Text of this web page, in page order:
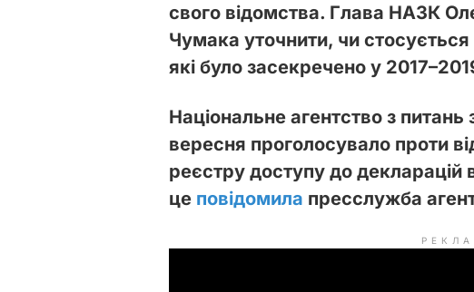
свого відомства. Глава НАЗК
Чумака уточнити, чи
які було засекречено у
Національне агентство з питань
вересня проголосувало проти
реєстру доступу до декларацій
це повідомила пресслужба